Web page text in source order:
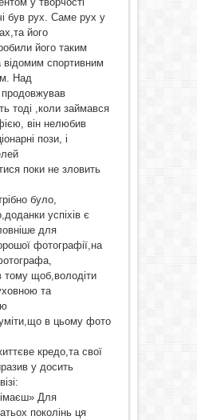
був рух. Саме рух у
його
його таким
відомим спортивним
Над
тоді ,коли займався
він нелюбив
пози, і
поки не зловить
було,
успіхів є
для
фотографії,на
тому щоб,володіти
та
в цьому фото
кредо,та свої
у досить
Для
поколінь ця